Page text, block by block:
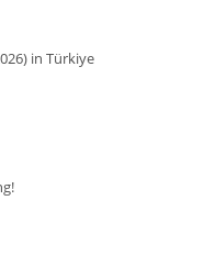
in Türkiye